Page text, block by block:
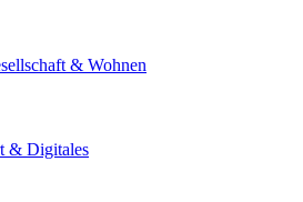
& Wohnen
& Digitales